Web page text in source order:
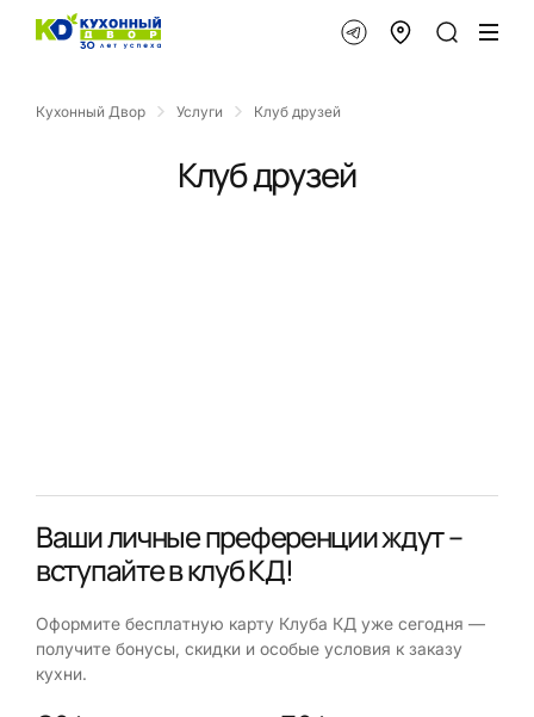
Кухонный Двор Услуги Клуб друзей
Клуб друзей
Ваши личные преференции ждут –
вступайте в клуб КД!
Оформите бесплатную карту Клуба КД уже сегодня —
получите бонусы, скидки и особые условия к заказу
кухни.